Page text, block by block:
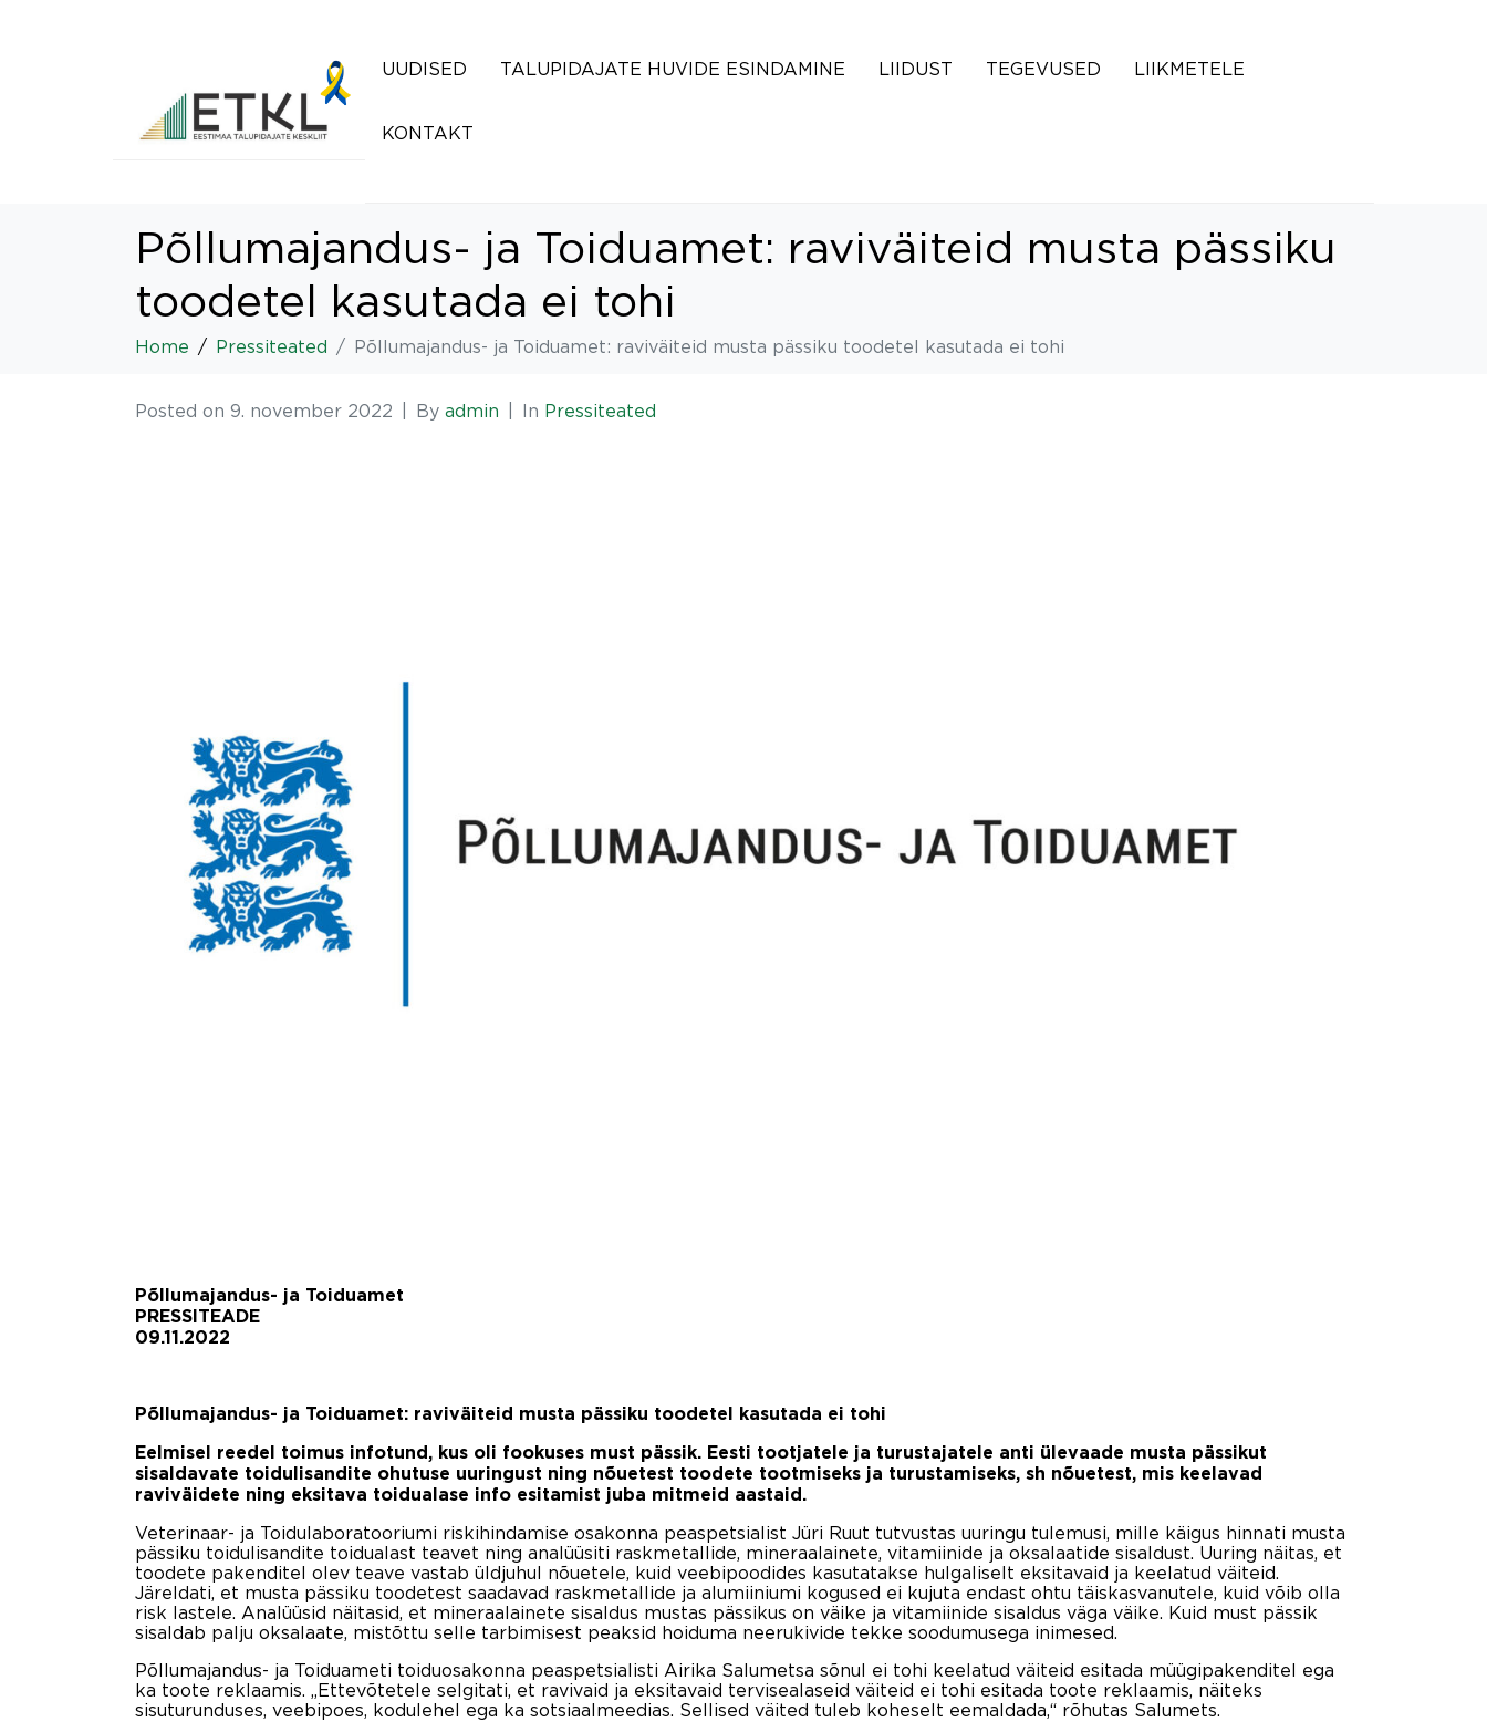
UUDISED TALUPIDAJATE HUVIDE ESINDAMINE LIIDUST TEGEVUSED LIIKMETELE
KONTAKT
Põllumajandus- ja Toiduamet: raviväiteid musta pässiku
toodetel kasutada ei tohi
Home Pressiteated Põllumajandus- ja Toiduamet: raviväiteid musta pässiku toodetel kasutada ei tohi
Posted on 9. november 2022 By admin In Pressiteated
Põllumajandus- ja Toiduamet
PRESSITEADE
09.11.2022
Põllumajandus- ja Toiduamet: raviväiteid musta pässiku toodetel kasutada ei tohi
Eelmisel reedel toimus infotund, kus oli fookuses must pässik. Eesti tootjatele ja turustajatele anti ülevaade musta pässikut
sisaldavate toidulisandite ohutuse uuringust ning nõuetest toodete tootmiseks ja turustamiseks, sh nõuetest, mis keelavad
raviväidete ning eksitava toidualase info esitamist juba mitmeid aastaid.
Veterinaar- ja Toidulaboratooriumi riskihindamise osakonna peaspetsialist Jüri Ruut tutvustas uuringu tulemusi, mille käigus hinnati musta
pässiku toidulisandite toidualast teavet ning analüüsiti raskmetallide, mineraalainete, vitamiinide ja oksalaatide sisaldust. Uuring näitas, et
toodete pakenditel olev teave vastab üldjuhul nõuetele, kuid veebipoodides kasutatakse hulgaliselt eksitavaid ja keelatud väiteid.
Järeldati, et musta pässiku toodetest saadavad raskmetallide ja alumiiniumi kogused ei kujuta endast ohtu täiskasvanutele, kuid võib olla
risk lastele. Analüüsid näitasid, et mineraalainete sisaldus mustas pässikus on väike ja vitamiinide sisaldus väga väike. Kuid must pässik
sisaldab palju oksalaate, mistõttu selle tarbimisest peaksid hoiduma neerukivide tekke soodumusega inimesed.
Põllumajandus- ja Toiduameti toiduosakonna peaspetsialisti Airika Salumetsa sõnul ei tohi keelatud väiteid esitada müügipakenditel ega
ka toote reklaamis. „Ettevõtetele selgitati, et ravivaid ja eksitavaid tervisealaseid väiteid ei tohi esitada toote reklaamis, näiteks
sisuturunduses, veebipoes, kodulehel ega ka sotsiaalmeedias. Sellised väited tuleb koheselt eemaldada,“ rõhutas Salumets.